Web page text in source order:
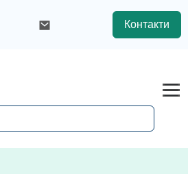
Контакти